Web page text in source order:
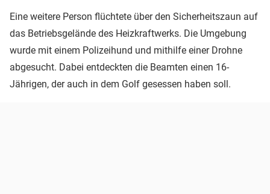
Eine weitere Person flüchtete über den Sicherheitszaun auf
das Betriebsgelände des Heizkraftwerks. Die Umgebung
wurde mit einem Polizeihund und mithilfe einer Drohne
abgesucht. Dabei entdeckten die Beamten einen 16-
Jährigen, der auch in dem Golf gesessen haben soll.